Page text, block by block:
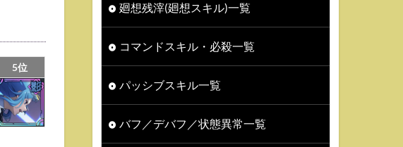
5位
廻想残滓(廻想スキル)一覧
コマンドスキル・必殺一覧
パッシブスキル一覧
バフ／デバフ／状態異常一覧